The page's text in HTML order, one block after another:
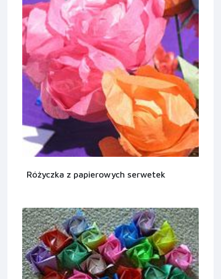
Różyczka z papierowych serwetek